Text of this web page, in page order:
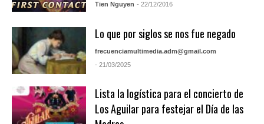
Tien Nguyen - 22/12/2016
Lo que por siglos se nos fue negado
frecuenciamultimedia.adm@gmail.com
- 21/03/2025
Lista la logística para el concierto de
Los Aguilar para festejar el Día de las